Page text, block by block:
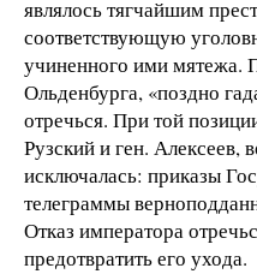
являлось тягчайшим
соответствующую
учиненного ими мятежа.
Ольденбурга, «поздно
отречься. При той
Рузский и ген. Алексеев,
исключалась: приказы
телеграммы
Отказ императора
предотвратить его ухода.